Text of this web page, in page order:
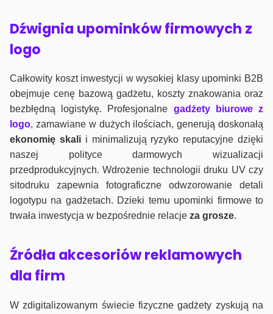
Dźwignia upominków firmowych z
logo
Całkowity koszt inwestycji w wysokiej klasy upominki B2B
obejmuje cenę bazową gadżetu, koszty znakowania oraz
bezbłędną logistykę. Profesjonalne gadżety biurowe z
logo, zamawiane w dużych ilościach, generują doskonałą
ekonomię skalii minimalizują ryzyko reputacyjne dzięki
naszej polityce darmowych wizualizacji
przedprodukcyjnych. Wdrożenie technologii druku UV czy
sitodruku zapewnia fotograficzne odwzorowanie detali
logotypu na gadżetach. Dzieki temu upominki firmowe to
trwała inwestycja w bezpośrednie relacje za grosze.
Źródła akcesoriów reklamowych
dla firm
W zdigitalizowanym świecie fizyczne gadżety zyskują na